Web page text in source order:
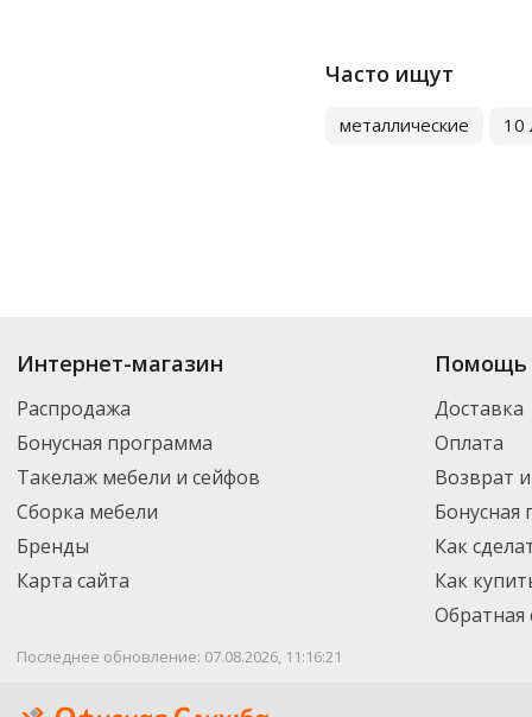
Часто ищут
металлические 10
Купить
. В
Вы можете выбрать нужный товар и добавить его в корзину для
партнерской транспортной компанией DPD. Для постоянных
Интернет-магазин
Распродажа
Бонусная программа
Такелаж мебели и сейфов
Сборка мебели
Бренды
Карта сайта
Помощь
Доставка
Оплата
Возврат
Бонусная
Как
Как
Обратная
Последнее обновление: 07.08.2026, 11:16:21